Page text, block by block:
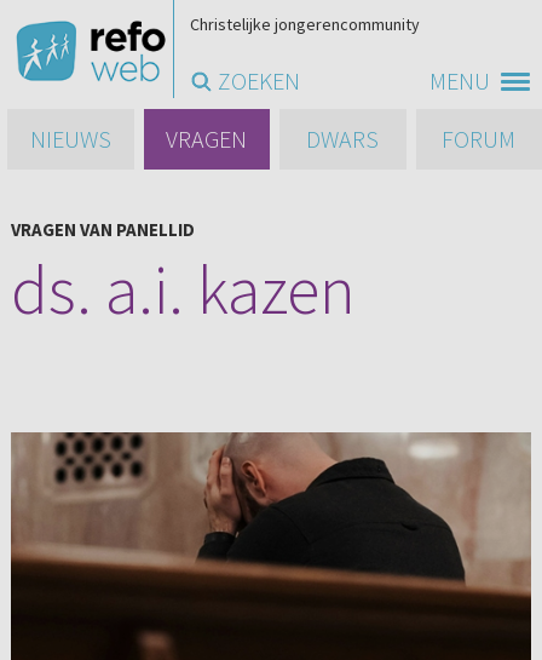
MENU
Christelijke jongerencommunity
ZOEKEN
NIEUWS
VRAGEN DWARS FORUM
VRAGEN VAN PANELLID
ds. a.i. kazen